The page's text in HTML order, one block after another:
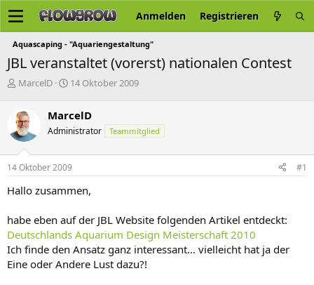
Anmelden Registrieren
Aquascaping - "Aquariengestaltung"
JBL veranstaltet (vorerst) nationalen Contest
E
t
e
l
l
e
MarcelD
E
t
e
l
t
m
14 Oktober 2009
MarcelD
Administrator Teammitglied
14 Oktober 2009 #1
Hallo zusammen,
habe eben auf der JBL Website folgenden Artikel entdeckt:
Deutschlands Aquarium Design Meisterschaft 2010
Ich finde den Ansatz ganz interessant... vielleicht hat ja der
Eine oder Andere Lust dazu?!